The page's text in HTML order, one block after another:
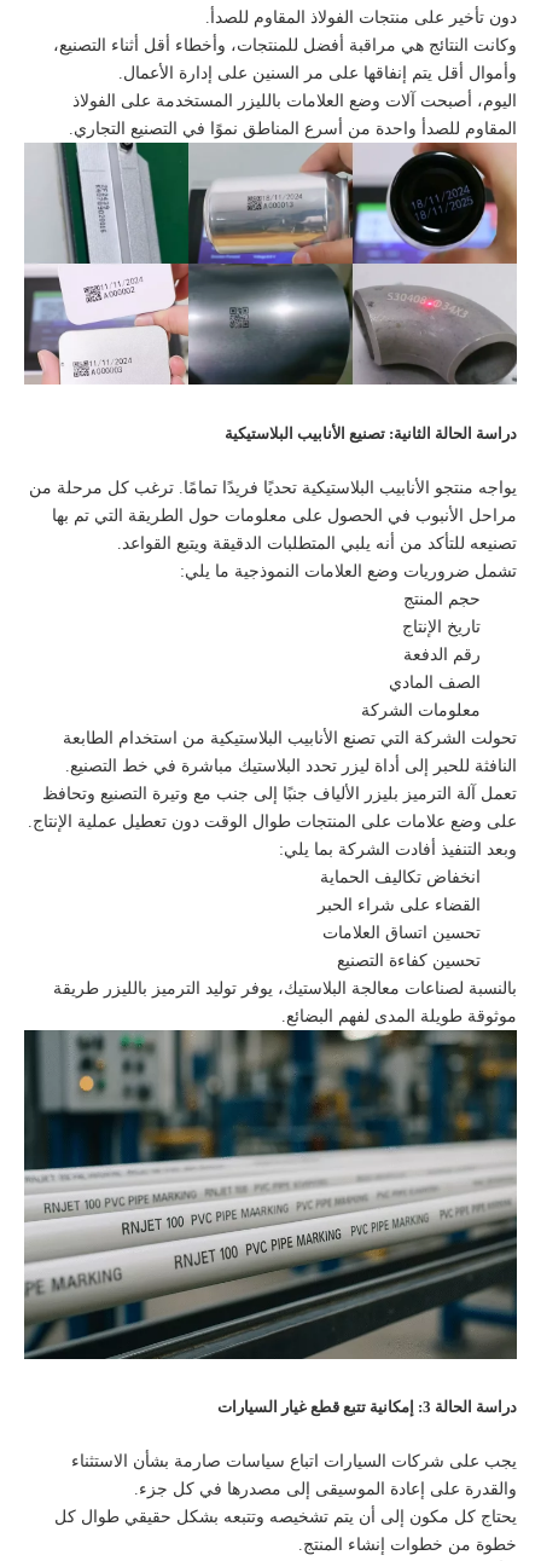
دون تأخير على منتجات الفولاذ المقاوم للصدأ.
وكانت النتائج هي مراقبة أفضل للمنتجات، وأخطاء أقل أثناء التصنيع،
وأموال أقل يتم إنفاقها على مر السنين على إدارة الأعمال.
اليوم، أصبحت آلات وضع العلامات بالليزر المستخدمة على الفولاذ
المقاوم للصدأ واحدة من أسرع المناطق نموًا في التصنيع التجاري.
دراسة الحالة الثانية: تصنيع الأنابيب البلاستيكية
يواجه منتجو الأنابيب البلاستيكية تحديًا فريدًا تمامًا. ترغب كل مرحلة من
مراحل الأنبوب في الحصول على معلومات حول الطريقة التي تم بها
تصنيعه للتأكد من أنه يلبي المتطلبات الدقيقة ويتبع القواعد.
تشمل ضروريات وضع العلامات النموذجية ما يلي:
حجم المنتج
تاريخ الإنتاج
رقم الدفعة
الصف المادي
معلومات الشركة
تحولت الشركة التي تصنع الأنابيب البلاستيكية من استخدام الطابعة
النافثة للحبر إلى أداة ليزر تحدد البلاستيك مباشرة في خط التصنيع.
تعمل آلة الترميز بليزر الألياف جنبًا إلى جنب مع وتيرة التصنيع وتحافظ
على وضع علامات على المنتجات طوال الوقت دون تعطيل عملية الإنتاج.
وبعد التنفيذ أفادت الشركة بما يلي:
انخفاض تكاليف الحماية
القضاء على شراء الحبر
تحسين اتساق العلامات
تحسين كفاءة التصنيع
بالنسبة لصناعات معالجة البلاستيك، يوفر توليد الترميز بالليزر طريقة
موثوقة طويلة المدى لفهم البضائع.
دراسة الحالة 3: إمكانية تتبع قطع غيار السيارات
يجب على شركات السيارات اتباع سياسات صارمة بشأن الاستثناء
والقدرة على إعادة الموسيقى إلى مصدرها في كل جزء.
يحتاج كل مكون إلى أن يتم تشخيصه وتتبعه بشكل حقيقي طوال كل
خطوة من خطوات إنشاء المنتج.